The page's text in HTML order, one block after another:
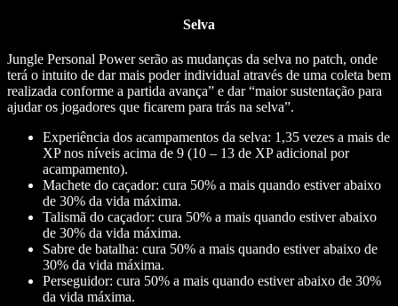
Selva
Jungle Personal Power serão as mudanças da selva no patch, onde
terá o intuito de dar mais poder individual através de uma coleta bem
realizada conforme a partida avança” e dar “maior sustentação para
ajudar os jogadores que ficarem para trás na selva”.
Experiência dos acampamentos da selva: 1,35 vezes a mais de
XP nos níveis acima de 9 (10 – 13 de XP adicional por
acampamento).
Machete do caçador: cura 50% a mais quando estiver abaixo
de 30% da vida máxima.
Talismã do caçador: cura 50% a mais quando estiver abaixo
de 30% da vida máxima.
Sabre de batalha: cura 50% a mais quando estiver abaixo de
30% da vida máxima.
Perseguidor: cura 50% a mais quando estiver abaixo de 30%
da vida máxima.